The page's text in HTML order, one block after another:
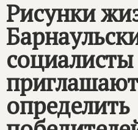
Рисунки
социалисты
определить